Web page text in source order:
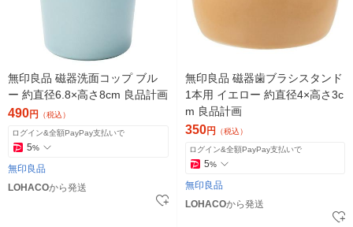
無印良品 磁器洗面コップ ブル
ー 約直径6.8×高さ8cm 良品計画
490円 （税込）
ログイン&全額PayPay支払いで
5%
無印良品
LOHACOから発送
無印良品 磁器歯ブラシスタンド
1本用 イエロー 約直径4×高さ3c
m 良品計画
350円 （税込）
ログイン&全額PayPay支払いで
5%
無印良品
LOHACOから発送